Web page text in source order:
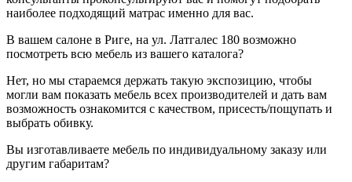
наиболее подходящий матрас именно для вас.
В вашем салоне в Риге, на ул. Латгалес 180 возможно
посмотреть всю мебель из вашего каталога?
Нет, но мы стараемся держать такую экспозицию, чтобы
могли вам показать мебель всех производителей и дать вам
возможность ознакомится с качеством, присесть/пощупать и
выбрать обивку.
Вы изготавливаете мебель по индивидуальному заказу или
другим габаритам?